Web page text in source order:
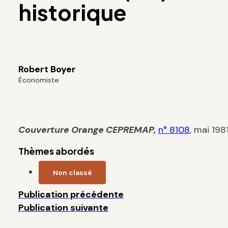
historique
Robert Boyer
Économiste
Couverture Orange CEPREMAP, n° 8108, mai
Thèmes abordés
Non classé
Publication précédente
Publication suivante